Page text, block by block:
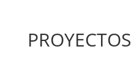
PROYECTOS